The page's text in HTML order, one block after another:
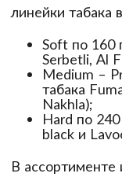
линейки табака
Soft по 160
Serbetli, Al
Medium –
табака
Nakhla);
Hard по
black и
В ассортименте